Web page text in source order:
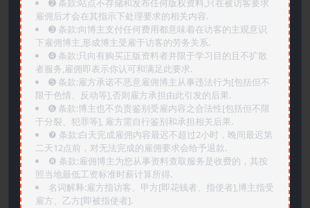
➋️ 条款:站点不存储和发布任何版权资料,只在被访客要求
雇佣后才会在其指示下处理要求的相关内容.
➌️ 条款:向博主支付任何费用都意味着在访客的主观意识
下雇佣博主,形成博主受雇于访客的劳务关系.
➍️ 条款:只向有购买正版资料者并限于学习目的且不扩散
者服务,雇佣即表示你认可和满足此要求.
➎ 条款:雇方承诺不恶意雇佣博主从事违法行为[包括但不
限于色情、反动等],否则雇方承担由此引发的后果.
➏️ 条款:博主也不负责鉴别受雇内容之合法性[包括但不限
于分裂、犯罪等], 雇方需自行鉴别和承担相关后果.
❼ 条款:白天完成雇佣内容最迟不超过2小时，晚间最迟第
二天12点前，对无法完成的雇佣要求会给予退款.
❽ 条款:雇佣博主为您从事资料查取服务是收费的，其按
照当地最低工资标准时薪计算所得.
名词解释:雇方指访客、甲方[即花钱者、指使者],博主指受
雇方、乙方[即被指使者].